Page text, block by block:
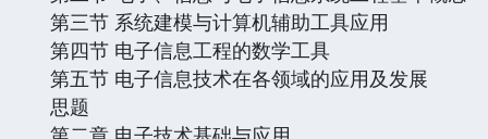
第三节 系统建模与计算机辅助工具应用
第四节 电子信息工程的数学工具
第五节 电子信息技术在各领域的应用及发展
思题